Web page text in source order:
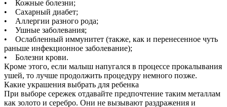
• Кожные болезни;
• Сахарный диабет;
• Аллергии разного рода;
• Ушные заболевания;
• Ослабленный иммунитет (также, как и перенесенное чуть
раньше инфекционное заболевание);
• Болезни крови.
Кроме этого, если малыш напугался в процессе прокалывания
ушей, то лучше продолжить процедуру немного позже.
Какие украшения выбрать для ребенка
При выборе сережек отдавайте предпочтение таким металлам
как золото и серебро. Они не вызывают раздражения и